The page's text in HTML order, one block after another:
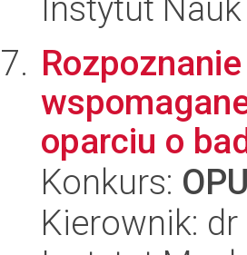
Instytut
oparciu o
Konkurs:
Kierownik: